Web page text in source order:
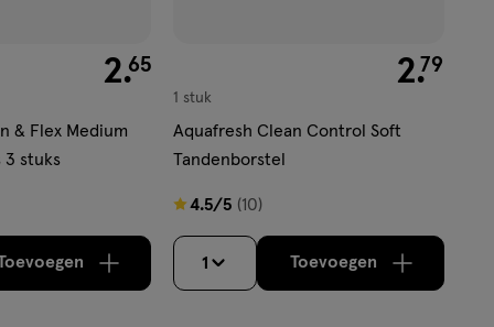
€ 2.65
2.65
& Flex Medium
3 stuks
verhoog aantal met één Limiet bereikt. Je kan
€ 2.79
2.79
1 stuk
Aquafresh Clean Control Soft
Tandenborstel
4.5/5 (10)
4.5
van
sterren
1 Toevoegenverhoog aantal